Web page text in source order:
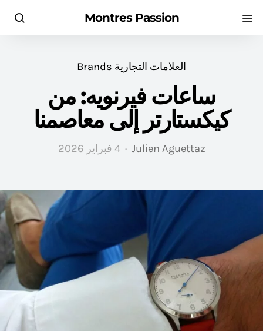
Montres Passion
العلامات التجارية Brands
ساعات فيرنويه: من
كيكستارتر إلى معاصمنا
Julien Aguettaz 4 فبراير 2026